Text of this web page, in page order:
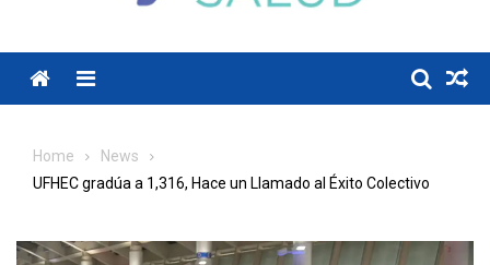
Menu
Home
News
UFHEC gradúa a 1,316, Hace un Llamado al Éxito Colectivo